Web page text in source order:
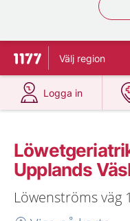
Till startsidan för 1177
Välj region
Logga in
på 1177.se
Upplands
Löwenströms väg